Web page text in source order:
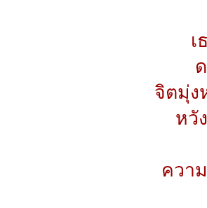
จิตมุ่ง
หวั
ควา